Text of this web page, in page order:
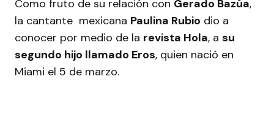
Como fruto de su relación con Gerado Bazúa,
la cantante mexicana Paulina Rubio dio a
conocer por medio de la revista Hola, a su
segundo hijo llamado Eros, quien nació en
Miami el 5 de marzo.